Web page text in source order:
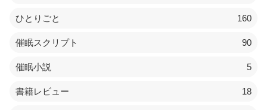
ひとりごと 160
催眠スクリプト 90
催眠小説 5
書籍レビュー 18